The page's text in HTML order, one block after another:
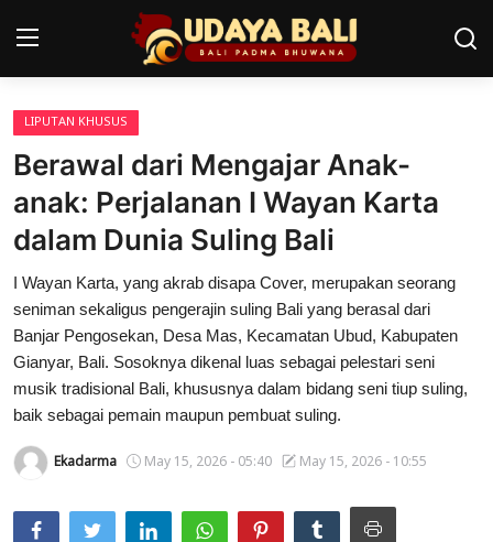
Home
Desa Adat
Tradisi
Kearifan lokal
Alam Bali
Kisah
Usadha
LIPUTAN KHUSUS
Berawal dari Mengajar Anak-
anak: Perjalanan I Wayan Karta
dalam Dunia Suling Bali
I Wayan Karta, yang akrab disapa Cover, merupakan seorang
seniman sekaligus pengerajin suling Bali yang berasal dari
Banjar Pengosekan, Desa Mas, Kecamatan Ubud, Kabupaten
Gianyar, Bali. Sosoknya dikenal luas sebagai pelestari seni
musik tradisional Bali, khususnya dalam bidang seni tiup suling,
baik sebagai pemain maupun pembuat suling.
Ekadarma May 15, 2026 - 05:40 May 15, 2026 - 10:55